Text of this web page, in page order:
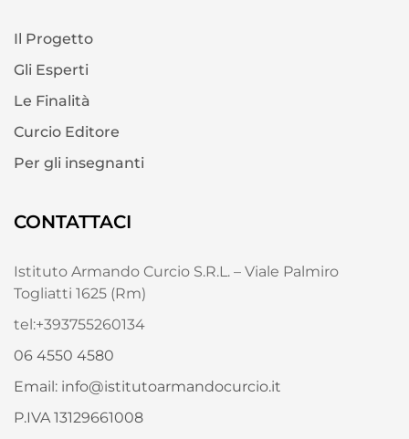
Il Progetto
Gli Esperti
Le Finalità
Curcio Editore
Per gli insegnanti
CONTATTACI
Istituto Armando Curcio S.R.L. – Viale Palmiro
Togliatti 1625 (Rm)
tel:+393755260134
06 4550 4580
Email: info@istitutoarmandocurcio.it
P.IVA 13129661008